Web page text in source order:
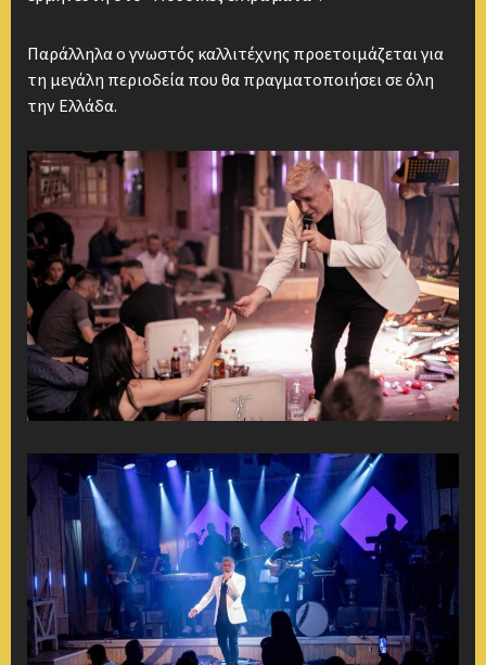
Παράλληλα ο γνωστός καλλιτέχνης προετοιμάζεται για
τη μεγάλη περιοδεία που θα πραγματοποιήσει σε όλη
την Ελλάδα.